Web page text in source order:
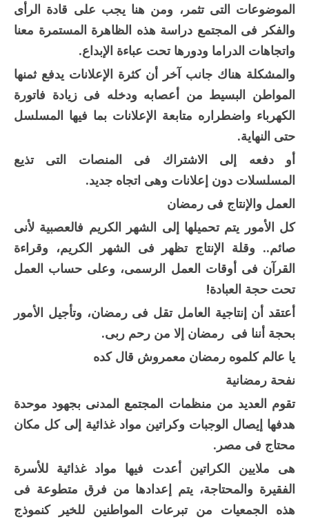
الموضوعات التى تثمر، ومن هنا يجب على قادة الرأى
والفكر فى المجتمع دراسة هذه الظاهرة المستمرة معنا
واتجاهات الدراما ودورها تحت عباءة الإبداع.
والمشكلة هناك جانب آخر أن كثرة الإعلانات يدفع ثمنها
المواطن البسيط من أعصابه ودخله فى زيادة فاتورة
الكهرباء واضطراره متابعة الإعلانات بما فيها المسلسل
حتى النهاية.
أو دفعه إلى الاشتراك فى المنصات التى تذيع
المسلسلات دون إعلانات وهى اتجاه جديد.
العمل والإنتاج فى رمضان
كل الأمور يتم تحميلها إلى الشهر الكريم فالعصبية لأنى
صائم.. وقلة الإنتاج تظهر فى الشهر الكريم، وقراءة
القرآن فى أوقات العمل الرسمى، وعلى حساب العمل
تحت حجة العبادة!
أعتقد أن إنتاجية العامل تقل فى رمضان، وتأجيل الأمور
بحجة أننا فى رمضان إلا من رحم ربى.
يا عالم كلموه رمضان معمروش قال كده
نفحة رمضانية
تقوم العديد من منظمات المجتمع المدنى بجهود موحدة
هدفها إيصال الوجبات وكراتين مواد غذائية إلى كل مكان
محتاج فى مصر.
هى ملايين الكراتين أعدت فيها مواد غذائية للأسرة
الفقيرة والمحتاجة، يتم إعدادها من فرق متطوعة فى
هذه الجمعيات من تبرعات المواطنين للخير كنموذج